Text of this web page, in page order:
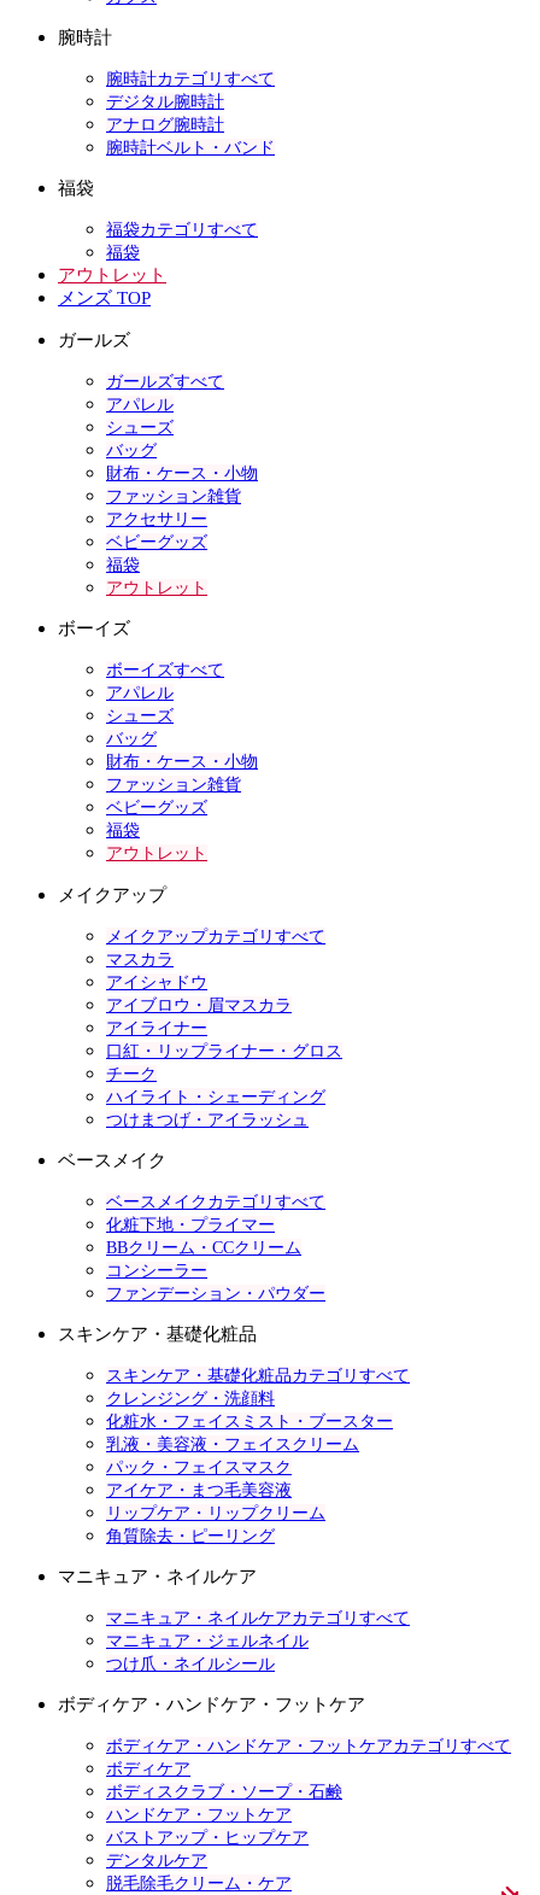
腕時計
腕時計カテゴリすべて
デジタル腕時計
アナログ腕時計
腕時計ベルト・バンド
福袋
福袋カテゴリすべて
福袋
アウトレット
メンズ TOP
ガールズ
ガールズすべて
アパレル
シューズ
バッグ
財布・ケース・小物
ファッション雑貨
アクセサリー
ベビーグッズ
福袋
アウトレット
ボーイズ
ボーイズすべて
アパレル
シューズ
バッグ
財布・ケース・小物
ファッション雑貨
ベビーグッズ
福袋
アウトレット
メイクアップ
メイクアップカテゴリすべて
マスカラ
アイシャドウ
アイブロウ・眉マスカラ
アイライナー
口紅・リップライナー・グロス
チーク
ハイライト・シェーディング
つけまつげ・アイラッシュ
ベースメイク
ベースメイクカテゴリすべて
化粧下地・プライマー
BBクリーム・CCクリーム
コンシーラー
ファンデーション・パウダー
スキンケア・基礎化粧品
スキンケア・基礎化粧品カテゴリすべて
クレンジング・洗顔料
化粧水・フェイスミスト・ブースター
乳液・美容液・フェイスクリーム
パック・フェイスマスク
アイケア・まつ毛美容液
リップケア・リップクリーム
角質除去・ピーリング
マニキュア・ネイルケア
マニキュア・ネイルケアカテゴリすべて
マニキュア・ジェルネイル
つけ爪・ネイルシール
ボディケア・ハンドケア・フットケア
ボディケア・ハンドケア・フットケアカテゴリすべて
ボディケア
ボディスクラブ・ソープ・石鹸
ハンドケア・フットケア
バストアップ・ヒップケア
デンタルケア
脱毛除毛クリーム・ケア